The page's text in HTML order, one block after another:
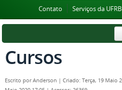
Contato Serviços da UFRB
Cursos
Escrito porAnderson | Criado: Terça, 19 Maio